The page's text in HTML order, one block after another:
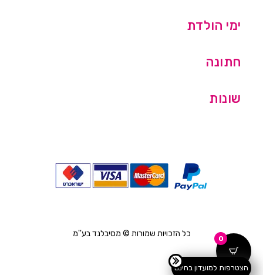
ימי הולדת
חתונה
שונות
כל הזכויות שמורות © מסיבלנד בע''מ
0
הצטרפות למועדון בחינם